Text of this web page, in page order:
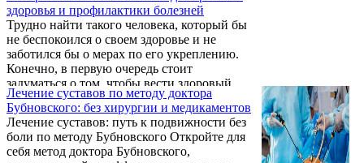
следами трепанации, каменные и
металлические изображения матери с
грудным ребенком на руках (символ
материнства и плодородия) и т. п. Древние
армяне имели достаточно практических
знаний в области врачевания. Среди
археологических находок есть даже
запломбированные зубы 6-тысячелетней ...
здоровья и профилактики болезней
Трудно найти такого человека, который бы
не беспокоился о своем здоровье и не
заботился бы о мерах по его укреплению.
Конечно, в первую очередь стоит
задуматься о том, чтобы вести здоровый
образ жизни, с правильным,
сбалансированным питанием, а также с
необходимым уровнем умственной и
физической активности. Однако, даже в
этом случае может возникнуть
Лечение суставов по методу доктора
Бубновского: без хирургии и медикаментов
Лечение суставов: путь к подвижности без
боли по методу Бубновского Откройте для
себя метод доктора Бубновского,